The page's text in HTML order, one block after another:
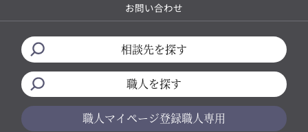
お問い合わせ
相談先を探す
職人を探す
職人マイページ登録職人専用